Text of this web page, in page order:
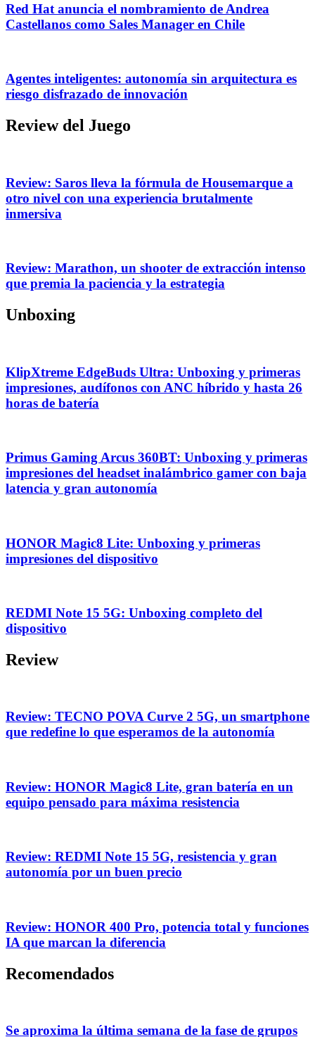
Red Hat anuncia el nombramiento de Andrea
Castellanos como Sales Manager en Chile
Agentes inteligentes: autonomía sin arquitectura es
riesgo disfrazado de innovación
Review del Juego
Review: Saros lleva la fórmula de Housemarque a
otro nivel con una experiencia brutalmente
inmersiva
Review: Marathon, un shooter de extracción intenso
que premia la paciencia y la estrategia
Unboxing
KlipXtreme EdgeBuds Ultra: Unboxing y primeras
impresiones, audífonos con ANC híbrido y hasta 26
horas de batería
Primus Gaming Arcus 360BT: Unboxing y primeras
impresiones del headset inalámbrico gamer con baja
latencia y gran autonomía
HONOR Magic8 Lite: Unboxing y primeras
impresiones del dispositivo
REDMI Note 15 5G: Unboxing completo del
dispositivo
Review
Review: TECNO POVA Curve 2 5G, un smartphone
que redefine lo que esperamos de la autonomía
Review: HONOR Magic8 Lite, gran batería en un
equipo pensado para máxima resistencia
Review: REDMI Note 15 5G, resistencia y gran
autonomía por un buen precio
Review: HONOR 400 Pro, potencia total y funciones
IA que marcan la diferencia
Recomendados
Se aproxima la última semana de la fase de grupos